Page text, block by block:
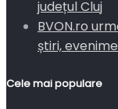
județul Cluj
BVON.ro
știri,
Cele mai populare